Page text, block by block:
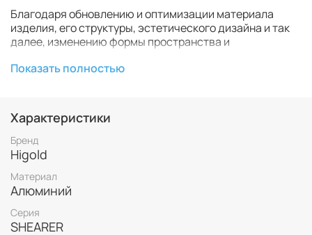
Благодаря обновлению и оптимизации материала
изделия, его структуры, эстетического дизайна и так
далее, изменению формы пространства и
гибким регулируемым перегородкам.
Она не только соответствует требованиям
ежедневного хранения, но и учитывает различия в
образе жизни между севером и югом.
Многофункциональная зона хранения предназначена
для увеличения пространства для хранения
предметов особой формы и удовлетворения
Показать полностью
Характеристики
Бренд
Higold
Материал
Алюминий
Серия
SHEARER